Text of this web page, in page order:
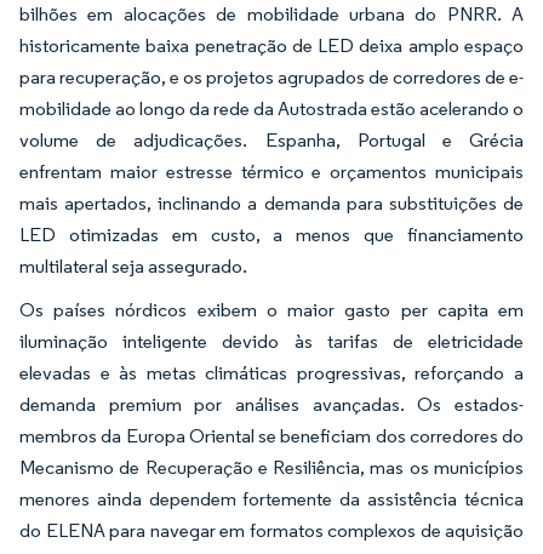
bilhões em alocações de mobilidade urbana do PNRR. A
historicamente baixa penetração de LED deixa amplo espaço
para recuperação, e os projetos agrupados de corredores de e-
mobilidade ao longo da rede da Autostrada estão acelerando o
volume de adjudicações. Espanha, Portugal e Grécia
enfrentam maior estresse térmico e orçamentos municipais
mais apertados, inclinando a demanda para substituições de
LED otimizadas em custo, a menos que financiamento
multilateral seja assegurado.
Os países nórdicos exibem o maior gasto per capita em
iluminação inteligente devido às tarifas de eletricidade
elevadas e às metas climáticas progressivas, reforçando a
demanda premium por análises avançadas. Os estados-
membros da Europa Oriental se beneficiam dos corredores do
Mecanismo de Recuperação e Resiliência, mas os municípios
menores ainda dependem fortemente da assistência técnica
do ELENA para navegar em formatos complexos de aquisição